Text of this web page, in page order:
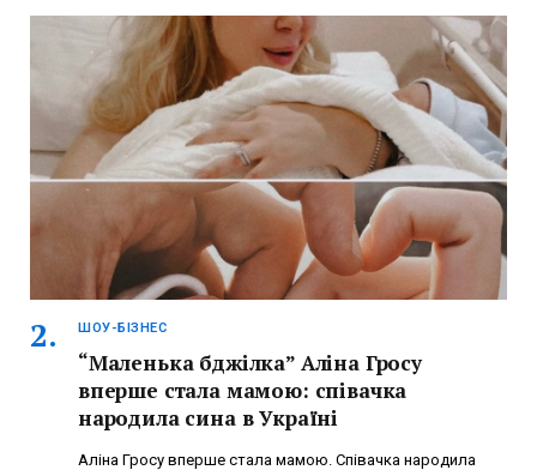
ШОУ-БІЗНЕС
“Маленька бджілка” Аліна Гросу
вперше стала мамою: співачка
народила сина в Україні
Аліна Гросу вперше стала мамою. Співачка народила